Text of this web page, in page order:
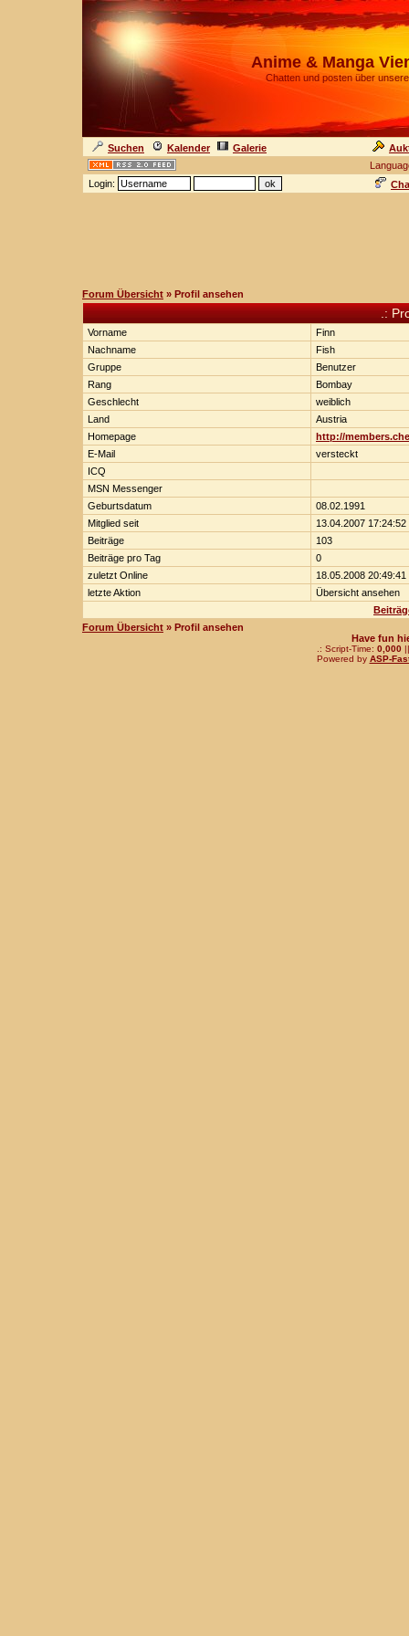
Anime & Manga
Chatten und posten über
Suchen Kalender Galerie
Login:
Forum Übersicht » Profil ansehen
.:
Vorname
Finn
Nachname
Fish
Gruppe
Benutzer
Rang
Bombay
Geschlecht
weiblich
Land
Austria
Homepage
http://
E-Mail
versteckt
ICQ
MSN Messenger
Geburtsdatum
08.02.1991
Mitglied seit
13.04.2007 17:24:52
Beiträge
103
Beiträge pro Tag
0
zuletzt Online
18.05.2008 20:49:41
letzte Aktion
Übersicht ansehen
Forum Übersicht » Profil ansehen
Have fun
.: Script-Time: 0,000||
Powered by ASP-